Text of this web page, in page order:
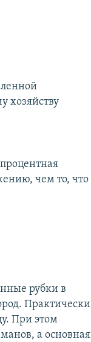
хозяйству
чем то, что
рубки в
Практически
При этом
а основная